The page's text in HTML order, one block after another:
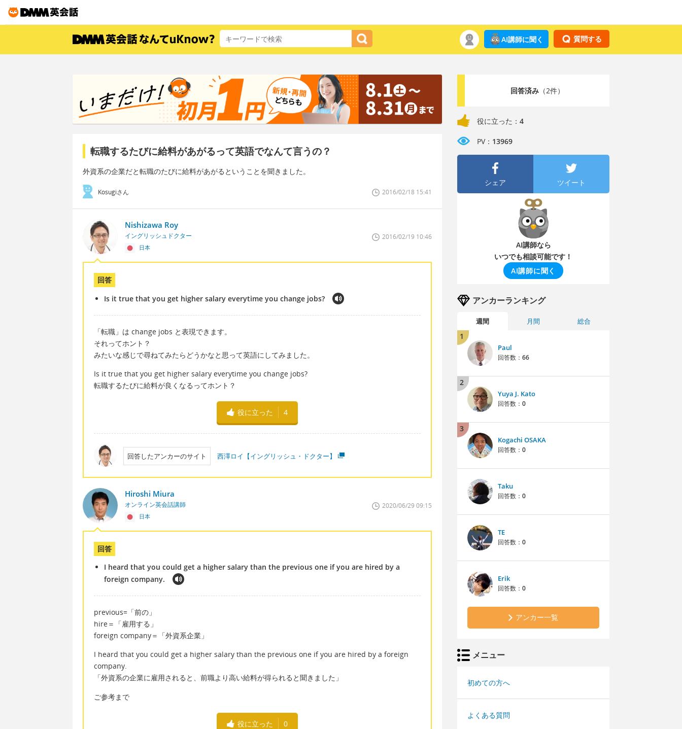
質問する
AI講師に聞く
転職するたびに給料があがるって英語でなんて言うの？
外資系の企業だと転職のたびに給料があがるということを聞きました。
Kosugiさん 2016/02/18 15:41
Nishizawa Roy
イングリッシュドクター
日本
2016/02/19 10:46
回答
Is it true that you get higher salary everytime you change jobs?
「転職」は change jobs と表現できます。
それってホント？
みたいな感じで尋ねてみたらどうかなと思って英語にしてみました。
Is it true that you get higher salary everytime you change jobs?
転職するたびに給料が良くなるってホント？
役に立った 4
回答したアンカーのサイト 西澤ロイ【イングリッシュ・ドクター】
Hiroshi Miura
オンライン英会話講師
日本
2020/06/29 09:15
回答
I heard that you could get a higher salary than the previous one if you are hired by a
foreign company.
previous=「前の」
hire＝「雇用する」
foreign company＝「外資系企業」
I heard that you could get a higher salary than the previous one if you are hired by a foreign
company.
「外資系の企業に雇用されると、前職より高い給料が得られると聞きました」
ご参考まで
役に立った 0
回答済み（2件）
役に立った： 4
PV： 13969
シェア ツイート
AI講師なら
いつでも相談可能です！
AI講師に聞く
アンカーランキング
週間 月間 総合
1
Paul
回答数： 66
2
Yuya J. Kato
回答数： 0
3
Kogachi OSAKA
回答数： 0
Taku
回答数： 0
TE
回答数： 0
Erik
回答数： 0
アンカー一覧
メニュー
初めての方へ
よくある質問